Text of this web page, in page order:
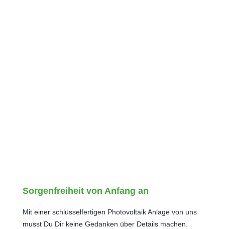
Sorgenfreiheit von Anfang an
Mit einer schlüsselfertigen Photovoltaik Anlage von uns
musst Du Dir keine Gedanken über Details machen.